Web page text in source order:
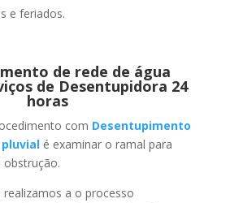
e feriados.
de rede de água
de Desentupidora 24
horas
com Desentupimento
é examinar o ramal para
obstrução.
a o processo